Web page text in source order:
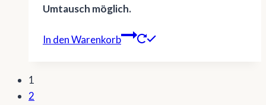
Umtausch möglich.
In den Warenkorb
1
2